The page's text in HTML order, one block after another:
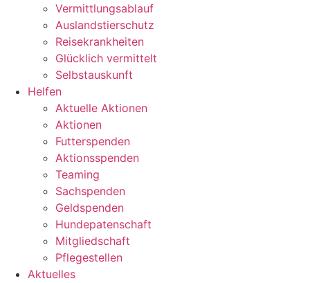
Vermittlungsablauf
Auslandstierschutz
Reisekrankheiten
Glücklich vermittelt
Selbstauskunft
Helfen
Aktuelle Aktionen
Aktionen
Futterspenden
Aktionsspenden
Teaming
Sachspenden
Geldspenden
Hundepatenschaft
Mitgliedschaft
Pflegestellen
Aktuelles